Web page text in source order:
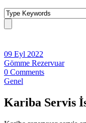
09 Eyl 2022
Gömme Rezervuar
0 Comments
Genel
Kariba Servis